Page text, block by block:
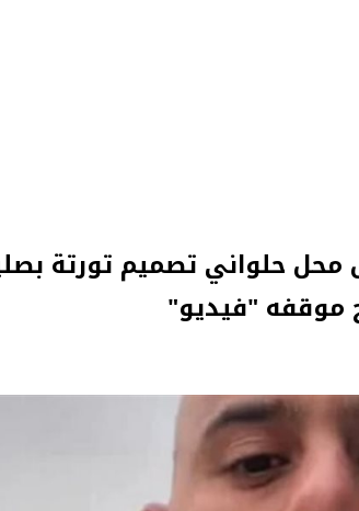
حلواني تصميم تورتة
موقفه "فيديو"